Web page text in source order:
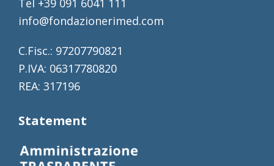
Tel +39 091 6041 111
info@fondazionerimed.com
C.Fisc.: 97207790821
P.IVA: 06317780820
REA: 317196
Statement